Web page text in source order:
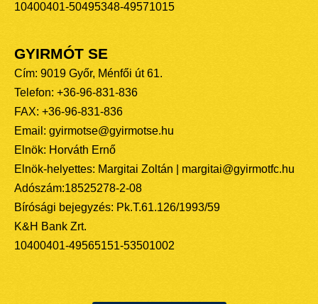
10400401-50495348-49571015
GYIRMÓT SE
Cím: 9019 Győr, Ménfői út 61.
Telefon: +36-96-831-836
FAX: +36-96-831-836
Email: gyirmotse@gyirmotse.hu
Elnök: Horváth Ernő
Elnök-helyettes: Margitai Zoltán | margitai@gyirmotfc.hu
Adószám:18525278-2-08
Bírósági bejegyzés: Pk.T.61.126/1993/59
K&H Bank Zrt.
10400401-49565151-53501002